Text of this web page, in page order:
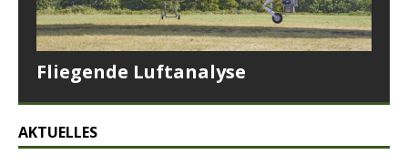
Fliegende Luftanalyse
AKTUELLES